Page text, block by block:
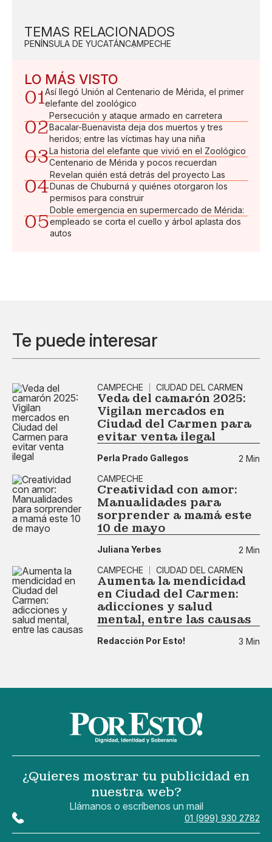
TEMAS RELACIONADOS
PENÍNSULA DE YUCATÁNCAMPECHE
LO MÁS VISTO
01Así llegó Unión al Centenario de Mérida, el primer
elefante del zoológico
02
Persecución y ataque armado en carretera
Bacalar-Buenavista deja dos muertos y tres
heridos; entre las víctimas hay una niña
03La historia del elefante que vivió en el Zoológico
Centenario de Mérida y pocos recuerdan
04
Revelan quién está detrás del proyecto Las
Dunas de Chuburná y quiénes otorgaron los
permisos para construir
05
Doble emergencia en supermercado de Mérida:
empleado se corta el cuello y árbol aplasta dos
autos
Te puede interesar
CAMPECHE CIUDAD DEL CARMEN
Veda del camarón 2025:
Vigilan mercados en
Ciudad del Carmen para
evitar venta ilegal
Perla Prado Gallegos
2 Min
CAMPECHE
Creatividad con amor:
Manualidades para
sorprender a mamá este
10 de mayo
Juliana Yerbes
2 Min
CAMPECHE
CIUDAD DEL CARMEN
Aumenta la mendicidad
en Ciudad del Carmen:
adicciones y salud
mental, entre las causas
Redacción Por Esto! 3 Min
¿Quieres mostrar tu publicidad en
nuestra web?
Llámanos o escríbenos un mail
01 (999) 930 2782